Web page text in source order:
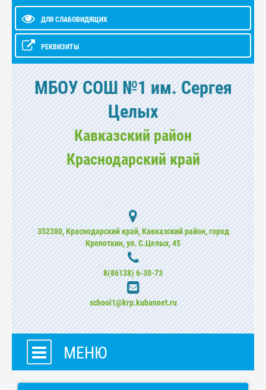
ДЛЯ СЛАБОВИДЯЩИХ
РЕКВИЗИТЫ
МБОУ СОШ №1 им. Сергея
Целых
Кавказский район
Краснодарский край
352380, Краснодарский край, Кавказский район, город
Кропоткин, ул. С.Целых, 45
8(86138) 6-30-73
school1@krp.kubannet.ru
МЕНЮ